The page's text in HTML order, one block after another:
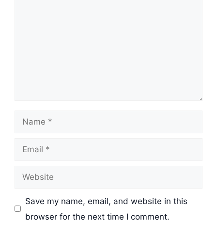
Name
Email
Website
Save my name, email, and website in this
browser for the next time I comment.